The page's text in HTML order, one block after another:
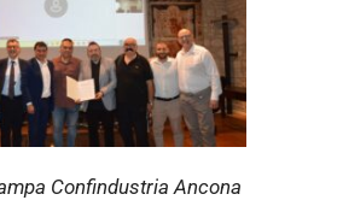
Confindustria Ancona